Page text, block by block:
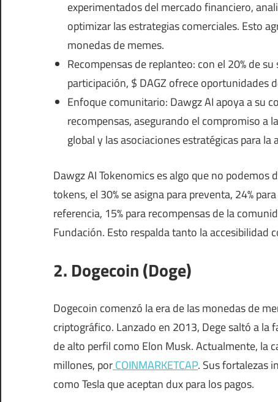
experimentados del mercado financiero,
optimizar las estrategias comerciales. Esto
monedas de memes.
Recompensas de replanteo: con el 20% de
participación, $ DAGZ ofrece oportunidades
Enfoque comunitario: Dawgz AI apoya a su
recompensas, asegurando el compromiso a
global y las asociaciones estratégicas para la
Dawgz AI Tokenomics es algo que no
tokens, el 30% se asigna para preventa, 24%
referencia, 15% para recompensas de la
Fundación. Esto respalda tanto la accesibilidad
2. Dogecoin (Doge)
Dogecoin comenzó la era de las monedas de
criptográfico. Lanzado en 2013, Dege saltó a la
de alto perfil como Elon Musk. Actualmente, la
millones, porCOINMARKETCAP. Sus fortalezas
como Tesla que aceptan dux para los pagos.